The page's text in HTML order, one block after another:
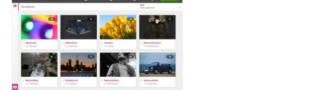
Шаблоны Joomla
phpBB форум
Другие CMS
Web-Мастеру